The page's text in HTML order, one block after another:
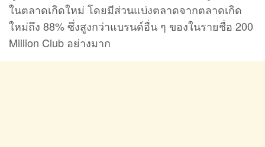
ในตลาดเกิดใหม่ โดยมีส่วนแบ่งตลาดจากตลาดเกิด
ใหม่ถึง 88% ซึ่งสูงกว่าแบรนด์อื่น ๆ ของในรายชื่อ 200
Million Club อย่างมาก